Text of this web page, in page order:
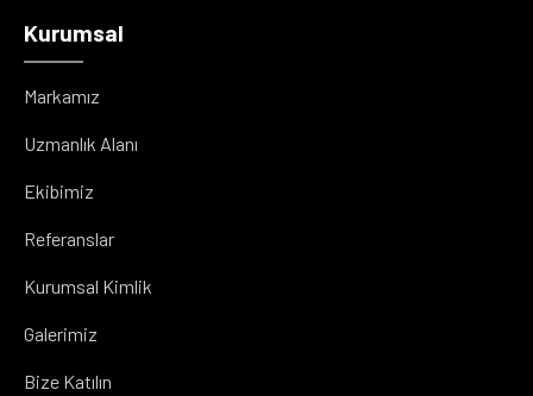
Kurumsal
Markamız
Uzmanlık Alanı
Ekibimiz
Referanslar
Kurumsal Kimlik
Galerimiz
Bize Katılın